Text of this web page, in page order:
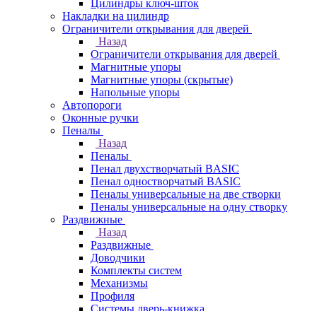
Цилиндры ключ-шток
Накладки на цилиндр
Ограничители открывания для дверей
Назад
Ограничители открывания для дверей
Магнитные упоры
Магнитные упоры (скрытые)
Напольные упоры
Автопороги
Оконные ручки
Пеналы
Назад
Пеналы
Пенал двухстворчатый BASIC
Пенал одностворчатый BASIC
Пеналы универсальные на две створки
Пеналы универсальные на одну створку
Раздвижные
Назад
Раздвижные
Доводчики
Комплекты систем
Механизмы
Профиля
Системы дверь-книжка